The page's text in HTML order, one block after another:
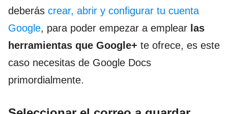
deberás crear, abrir y configurar tu cuenta
Google, para poder empezar a emplear las
herramientas que Google+ te ofrece, es este
caso necesitas de Google Docs
primordialmente.